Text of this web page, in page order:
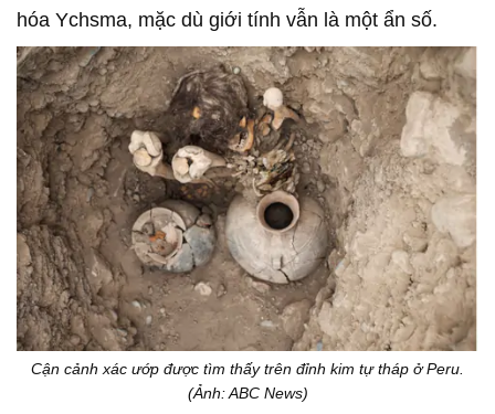
hóa Ychsma, mặc dù giới tính vẫn là một ẩn số.
Cận cảnh xác ướp được tìm thấy trên đỉnh kim tự tháp ở Peru.
(Ảnh: ABC News)